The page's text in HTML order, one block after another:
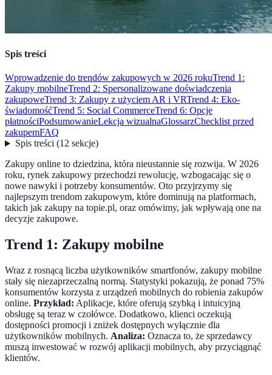
Spis treści
Wprowadzenie do trendów zakupowych w 2026 rokuTrend 1:
Zakupy mobilneTrend 2: Spersonalizowane doświadczenia
zakupoweTrend 3: Zakupy z użyciem AR i VRTrend 4: Eko-
świadomośćTrend 5: Social CommerceTrend 6: Opcje
płatnościPodsumowanieLekcja wizualnaGlossarzChecklist przed
zakupemFAQ
Spis treści(12 sekcje)
Zakupy online to dziedzina, która nieustannie się rozwija. W 2026
roku, rynek zakupowy przechodzi rewolucję, wzbogacając się o
nowe nawyki i potrzeby konsumentów. Oto przyjrzymy się
najlepszym trendom zakupowym, które dominują na platformach,
takich jak zakupy na topie.pl, oraz omówimy, jak wpływają one na
decyzje zakupowe.
Trend 1: Zakupy mobilne
Wraz z rosnącą liczba użytkowników smartfonów, zakupy mobilne
stały się niezaprzeczalną normą. Statystyki pokazują, że ponad 75%
konsumentów korzysta z urządzeń mobilnych do robienia zakupów
online. Przykład: Aplikacje, które oferują szybką i intuicyjną
obsługę są teraz w czołówce. Dodatkowo, klienci oczekują
dostępności promocji i zniżek dostępnych wyłącznie dla
użytkowników mobilnych. Analiza: Oznacza to, że sprzedawcy
muszą inwestować w rozwój aplikacji mobilnych, aby przyciągnąć
klientów.